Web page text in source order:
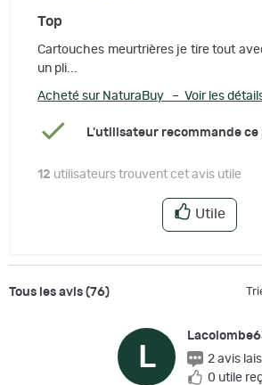
Top
Cartouches meurtrières je tire tout
un pli...
Acheté sur NaturaBuy – Voir les
L'utilisateur recommande
12 utilisateurs trouvent cet avis utile
Utile
Tous les avis (76)
L
2 avis
0 utile